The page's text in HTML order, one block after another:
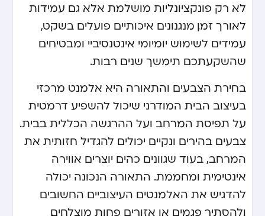
לא רק פונקציונליות מושלמת אלא גם עמידות
לאורך זמן. מנגנונים איכותיים פועלים בשקט,
עמידים לשימוש יומיומי אינטנסיביי ומבטיחים
שהשקעתכם תימשך שנים רבות.
בחירת הצבעים והתאורה היא אלמנט מרכזי
בעיצוב הבית המודרני שיכול להשפיע דרמטית
על תפיסת המרחב ועל ההרגשה הכללית בבית.
צבעים בהירים ונקיים יכולים להגדיל חזותית את
המרחב, בעוד שגוונים כהים יוצרים אווירה
אינטימית ומחממת. התאורה הנכונה יכולה
להדגיש את האלמנטים העיצוביים החשובים
ולהסתיר פגמים או אזורים פחות מוצלחים.